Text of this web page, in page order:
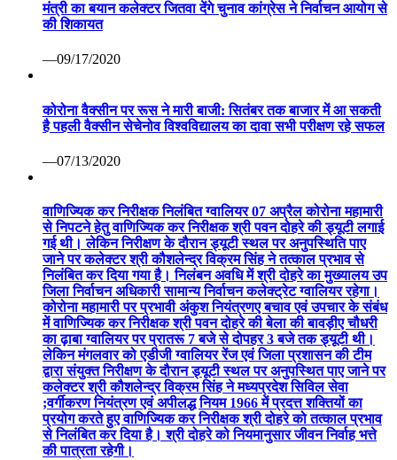
मंत्री का बयान कलेक्टर जितवा देंगे चुनाव कांग्रेस ने निर्वाचन आयोग से
की शिकायत
—09/17/2020
कोरोना वैक्सीन पर रूस ने मारी बाजी: सितंबर तक बाजार में आ सकती
है पहली वैक्सीन सेचेनोव विश्वविद्यालय का दावा सभी परीक्षण रहे सफल
—07/13/2020
वाणिज्यिक कर निरीक्षक निलंबित ग्वालियर 07 अप्रैल कोरोना महामारी
से निपटने हेतु वाणिज्यिक कर निरीक्षक श्री पवन दोहरे की ड्यूटी लगाई
गई थी। लेकिन निरीक्षण के दौरान ड्यूटी स्थल पर अनुपस्थिति पाए
जाने पर कलेक्टर श्री कौशलेन्द्र विक्रम सिंह ने तत्काल प्रभाव से
निलंबित कर दिया गया है। निलंबन अवधि में श्री दोहरे का मुख्यालय उप
जिला निर्वाचन अधिकारी सामान्य निर्वाचन कलेक्ट्रेट ग्वालियर रहेगा।
कोरोना महामारी पर प्रभावी अंकुश नियंत्रणए बचाव एवं उपचार के संबंध
में वाणिज्यिक कर निरीक्षक श्री पवन दोहरे की बेला की बावड़ीए चौधरी
का ढ़ाबा ग्वालियर पर प्रातरू 7 बजे से दोपहर 3 बजे तक ड्यूटी थी।
लेकिन मंगलवार को एडीजी ग्वालियर रेंज एवं जिला प्रशासन की टीम
द्वारा संयुक्त निरीक्षण के दौरान ड्यूटी स्थल पर अनुपस्थित पाए जाने पर
कलेक्टर श्री कौशलेन्द्र विक्रम सिंह ने मध्यप्रदेश सिविल सेवा
;वर्गीकरण नियंत्रण एवं अपीलद्ध नियम 1966 में प्रदत्त शक्तियों का
प्रयोग करते हुए वाणिज्यिक कर निरीक्षक श्री दोहरे को तत्काल प्रभाव
से निलंबित कर दिया है। श्री दोहरे को नियमानुसार जीवन निर्वाह भत्ते
की पात्रता रहेगी।